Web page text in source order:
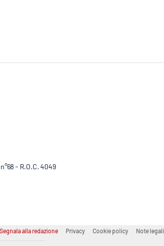
- R.O.C. 4049
Segnala alla redazione Privacy Cookie policy Note legali